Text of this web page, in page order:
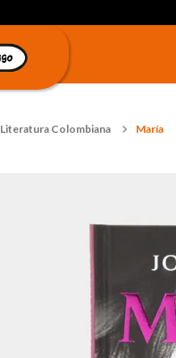
Literatura Colombiana María